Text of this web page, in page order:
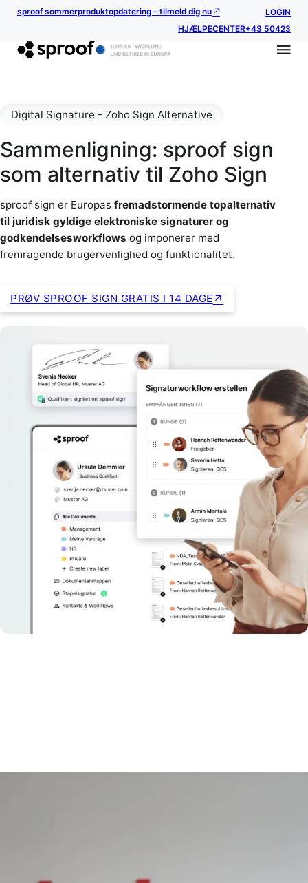
sproof sommerproduktopdatering – tilmeld dig nu
LOGIN
HJÆLPECENTER+43 50423
Sammenligning: sproof sign
som alternativ til Zoho Sign
Digital Signature - Zoho Sign Alternative
sproof sign er Europas fremadstormende topalternativ
til juridisk gyldige elektroniske signaturer og
godkendelsesworkflows og imponerer med
fremragende brugervenlighed og funktionalitet.
PRØV SPROOF SIGN GRATIS I 14 DAGE